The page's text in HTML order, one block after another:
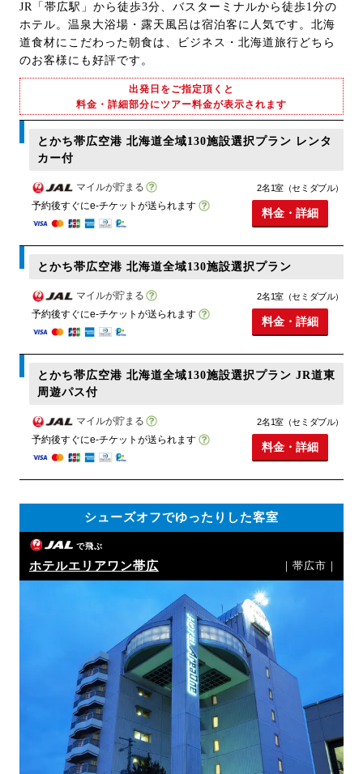
JR「帯広駅」から徒歩3分、バスターミナルから徒歩1分の
ホテル。温泉大浴場・露天風呂は宿泊客に人気です。北海
道食材にこだわった朝食は、ビジネス・北海道旅行どちら
のお客様にも好評です。
出発日をご指定頂くと
料金・詳細部分にツアー料金が表示されます
とかち帯広空港 北海道全域130施設選択プラン レンタ
カー付
マイルが貯まる
予約後すぐにe-チケットが送られます
2名1室（セミダブル）
料金・詳細
とかち帯広空港 北海道全域130施設選択プラン
マイルが貯まる
予約後すぐにe-チケットが送られます
2名1室（セミダブル）
料金・詳細
とかち帯広空港 北海道全域130施設選択プラン JR道東
周遊パス付
マイルが貯まる
予約後すぐにe-チケットが送られます
2名1室（セミダブル）
料金・詳細
シューズオフでゆったりした客室
で飛ぶ
ホテルエリアワン帯広 ｜帯広市｜